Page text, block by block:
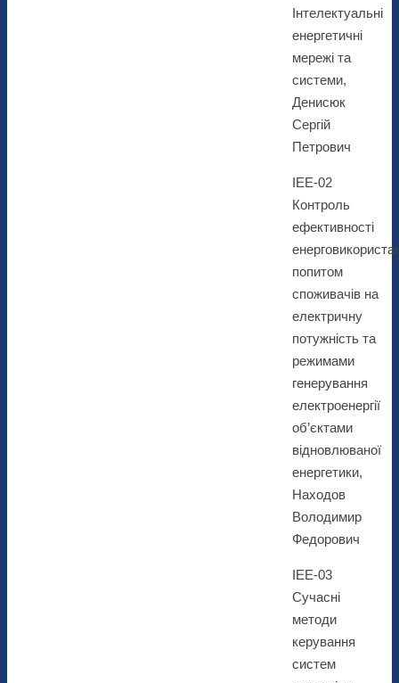
Інтелектуальні
енергетичні
мережі та
системи,
Денисюк
Сергій
Петрович
ІЕЕ-02
Контроль
ефективності
попитом
споживачів на
електричну
потужність та
режимами
генерування
електроенергії
об’єктами
відновлюваної
енергетики,
Находов
Володимир
Федорович
ІЕЕ-03
Сучасні
методи
керування
систем